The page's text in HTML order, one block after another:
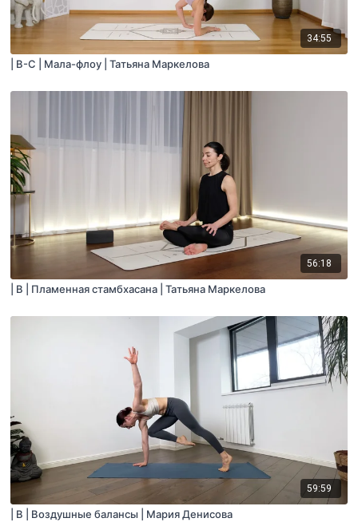
34:55
| B-C | Мала-флоу | Татьяна Маркелова
56:18
| B | Пламенная стамбхасана | Татьяна Маркелова
59:59
| B | Воздушные балансы | Мария Денисова